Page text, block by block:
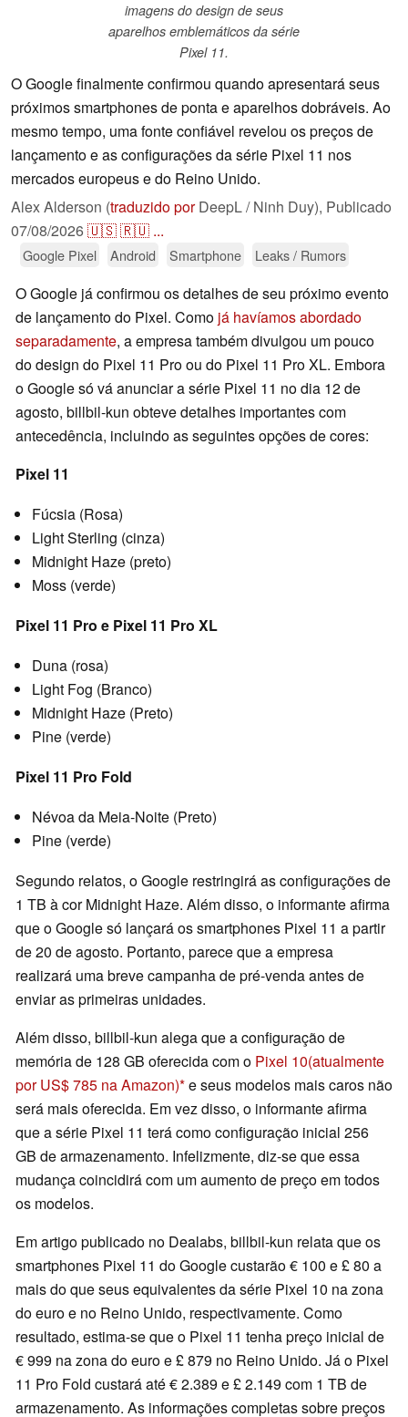
imagens do design de seus
aparelhos emblemáticos da série
Pixel 11.
O Google finalmente confirmou quando apresentará seus
próximos smartphones de ponta e aparelhos dobráveis. Ao
mesmo tempo, uma fonte confiável revelou os preços de
lançamento e as configurações da série Pixel 11 nos
mercados europeus e do Reino Unido.
Alex Alderson (traduzido porDeepL / Ninh Duy), Publicado
07/08/2026🇺🇸🇷🇺 ...
Google Pixel Android Smartphone Leaks / Rumors
O Google já confirmou os detalhes de seu próximo evento
de lançamento do Pixel. Como já havíamos abordado
separadamente, a empresa também divulgou um pouco
do design do Pixel 11 Pro ou do Pixel 11 Pro XL. Embora
o Google só vá anunciar a série Pixel 11 no dia 12 de
agosto, billbil-kun obteve detalhes importantes com
antecedência, incluindo as seguintes opções de cores:
Pixel 11
Fúcsia (Rosa)
Light Sterling (cinza)
Midnight Haze (preto)
Moss (verde)
Pixel 11 Pro e Pixel 11 Pro XL
Duna (rosa)
Light Fog (Branco)
Midnight Haze (Preto)
Pine (verde)
Pixel 11 Pro Fold
Névoa da Meia-Noite (Preto)
Pine (verde)
Segundo relatos, o Google restringirá as configurações de
1 TB à cor Midnight Haze. Além disso, o informante afirma
que o Google só lançará os smartphones Pixel 11 a partir
de 20 de agosto. Portanto, parece que a empresa
realizará uma breve campanha de pré-venda antes de
enviar as primeiras unidades.
Além disso, billbil-kun alega que a configuração de
memória de 128 GB oferecida com o Pixel 10(atualmente
por US$ 785 na Amazon) e seus modelos mais caros não
será mais oferecida. Em vez disso, o informante afirma
que a série Pixel 11 terá como configuração inicial 256
GB de armazenamento. Infelizmente, diz-se que essa
mudança coincidirá com um aumento de preço em todos
os modelos.
Em artigo publicado no Dealabs, billbil-kun relata que os
smartphones Pixel 11 do Google custarão € 100 e £ 80 a
mais do que seus equivalentes da série Pixel 10 na zona
do euro e no Reino Unido, respectivamente. Como
resultado, estima-se que o Pixel 11 tenha preço inicial de
€ 999 na zona do euro e £ 879 no Reino Unido. Já o Pixel
11 Pro Fold custará até € 2.389 e £ 2.149 com 1 TB de
armazenamento. As informações completas sobre preços